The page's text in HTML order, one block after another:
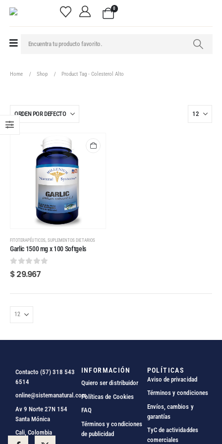
0
Home Shop Product Tag - Colesterol Alto
FITOTERAPÉUTICOS,SUPLEMENTOS DIETARIOS
Garlic 1500 mg x 100 Softgels
0 out of 5
$29.967
Contacto (57) 318 543
6514
online@sistemanatural.com
Av 9 Norte 27N 154
Santa Mónica
Cali, Colombia
INFORMACIÓN
Quiero ser distribuidor
Políticas de Cookies
FAQ
Términos y condiciones
de publicidad
POLÍTICAS
Aviso de privacidad
Términos y condiciones
Envíos, cambios y
garantías
TyC de actividaddes
comerciales